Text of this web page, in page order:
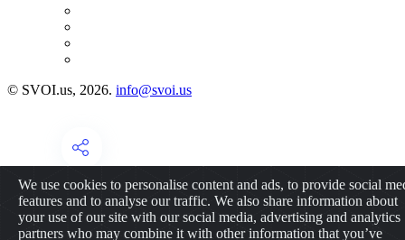
© SVOI.us, 2026. info@svoi.us
We use cookies to personalise content and ads, to provide social
features and to analyse our traffic. We also share information about
your use of our site with our social media, advertising and analytics
partners who may combine it with other information that you’ve